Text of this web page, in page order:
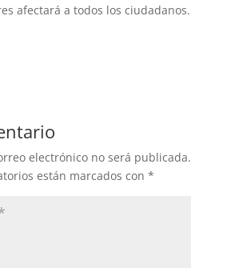
afectará a todos los ciudadanos.
electrónico no será publicada.
están marcados con *